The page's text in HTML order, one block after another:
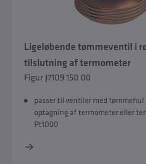
Ligeløbende tømmeventil i
tilslutning af termometer
Figur J7109 150 00
passer til ventiler med
optagning af termometer eller
Pt1000